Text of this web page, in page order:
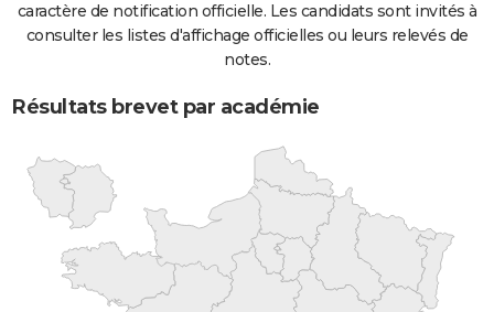
caractère de notification officielle. Les candidats sont invités à
consulter les listes d'affichage officielles ou leurs relevés de
notes.
Résultats brevet par académie